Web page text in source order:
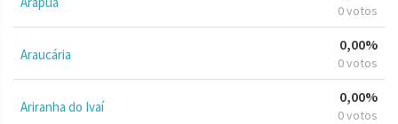
0 votos
Araucária
0,00%
0 votos
Ariranha do Ivaí
0,00%
0 votos